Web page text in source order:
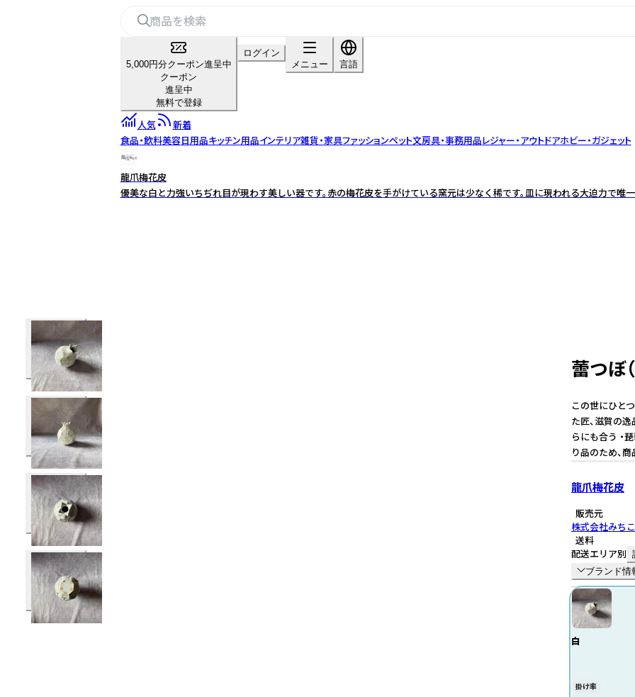
5,000円分クーポン進呈中
クーポン
進呈中
無料で登録
ログイン
メニュー
言語
人気
新着
食品・飲料美容日用品キッチン用品インテリア雑貨・家具ファッションペット文房具・事務用品レジャー・アウトドアホビー・ガジェット
龍爪梅花皮
優美な白と力強いちぢれ目が現わす美しい器です。赤の梅花皮を手がけている窯元は少なく稀です。皿に現われる大迫力で唯
蕾つぼ
この世にひと
た匠、滋賀の
らにも合う ・
り品のため、
龍爪梅花皮
販売元
株式会社みち
送料
配送エリア別
ブランド情
白
掛け率